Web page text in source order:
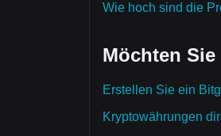
Wie hoch sind die
Möchten
Erstellen Sie ein
Kryptowährungen